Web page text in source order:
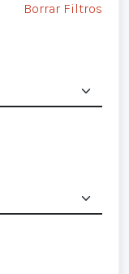
Borrar Filtros